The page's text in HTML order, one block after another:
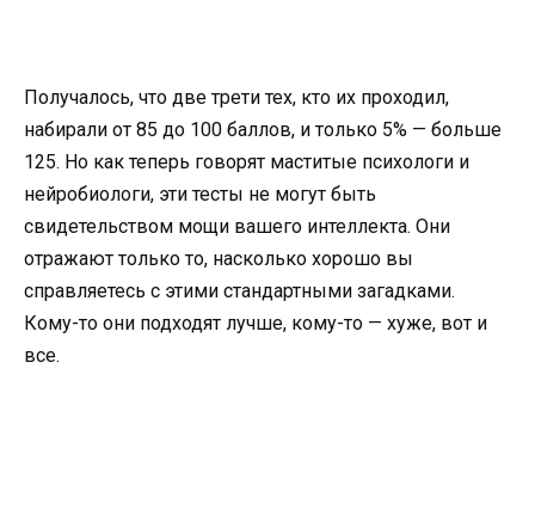
Получалось, что две трети тех, кто их проходил,
набирали от 85 до 100 баллов, и только 5% — больше
125. Но как теперь говорят маститые психологи и
нейробиологи, эти тесты не могут быть
свидетельством мощи вашего интеллекта. Они
отражают только то, насколько хорошо вы
справляетесь с этими стандартными загадками.
Кому-то они подходят лучше, кому-то — хуже, вот и
все.